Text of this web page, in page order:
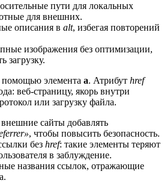
пути для локальных
для внешних.
описания в alt, избегая повторений
изображения без оптимизации,
загрузку.
помощью элемента a. Атрибут href
веб-страницу, якорь внутри
или загрузку файла.
сайты добавлять
, чтобы повысить безопасность.
без href: такие элементы теряют
в заблуждение.
названия ссылок, отражающие